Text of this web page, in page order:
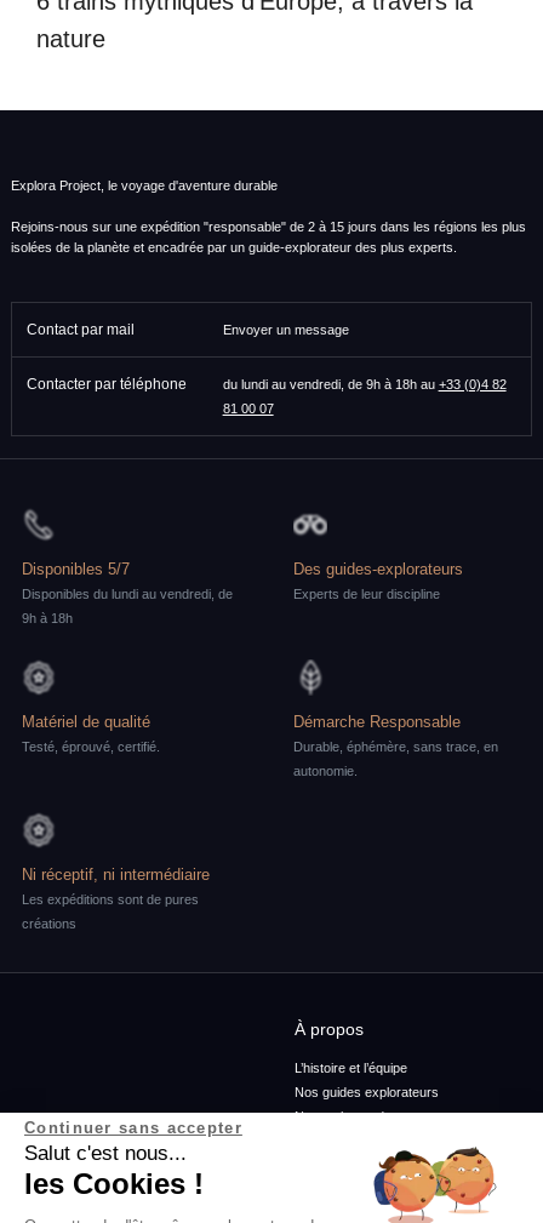
nature
Explora Project, le voyage d'aventure durable
Rejoins-nous sur une expédition "responsable" de 2 à 15 jours dans les régions les plus
isolées de la planète et encadrée par un guide-explorateur des plus experts.
Contact par mail Envoyer un message
Contacter par téléphone du lundi au vendredi, de 9h à 18h au +33 (0)4 82
81 00 07
Disponibles 5/7
Disponibles du lundi au vendredi, de
9h à 18h
Des guides-explorateurs
Experts de leur discipline
Matériel de qualité
Testé, éprouvé, certifié.
Démarche Responsable
Durable, éphémère, sans trace, en
autonomie.
Ni réceptif, ni intermédiaire
Les expéditions sont de pures
créations
À propos
L’histoire et l’équipe
Nos guides explorateurs
Nos ambassadeurs
Conditions générales de vente
Conditions générales d'utilisation
Continuer sans accepter
Salut c'est nous...
les Cookies !